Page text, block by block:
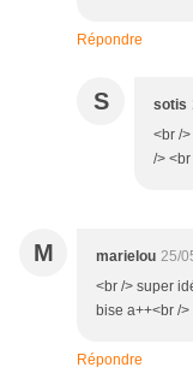
Répondre
S sotis
<br /
/> <br
M marielou 25/
<br /> super
bise a++<br />
Répondre